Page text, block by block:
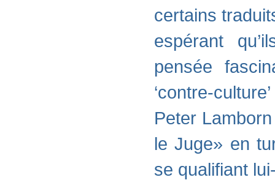
certains
espérant
pensée
‘contre-
Peter
le Juge» en
se qualifiant